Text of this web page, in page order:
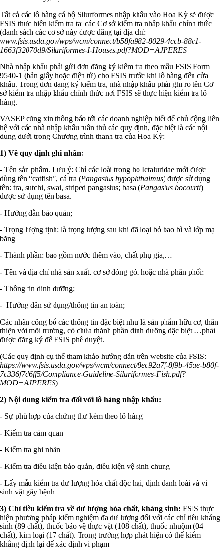
Tất cả các lô hàng cá bộ Silurformes nhập khẩu vào Hoa Kỳ sẽ được
FSIS thực hiện kiểm tra tại các Cơ sở kiểm tra nhập khẩu chính thức
(danh sách các cơ sở này được đăng tại địa chỉ:
www.fsis.usda.gov/wps/wcm/connect/b58fa982-8029-4ccb-88c1-
1663f32070d9/Siluriformes-I-Houses.pdf?MOD=AJPERES
Nhà nhập khẩu phải gửi đơn đăng ký kiểm tra theo mẫu FSIS Form
9540-1 (bản giấy hoặc điện tử) cho FSIS trước khi lô hàng đến cửa
khẩu. Trong đơn đăng ký kiểm tra, nhà nhập khẩu phải ghi rõ tên Cơ
sở kiểm tra nhập khẩu chính thức nơi FSIS sẽ thực hiện kiểm tra lô
hàng.
VASEP cũng xin thông báo tới các doanh nghiệp biết để chủ động liên
hệ với các nhà nhập khẩu tuân thủ các quy định, đặc biệt là các nội
dung dưới trong Chương trình thanh tra của Hoa Kỳ:
1) Về quy định ghi nhãn:
- Tên sản phẩm. Lưu ý: Chỉ các loài trong họ Ictaluridae mới được
dùng tên “catfish”, cá tra (Pangasius hypophthalmus) được sử dụng
tên: tra, sutchi, swai, striped pangasius; basa (Pangasius bocourti)
được sử dụng tên basa.
- Hướng dẫn bảo quản;
- Trọng lượng tịnh: là trọng lượng sau khi đã loại bỏ bao bì và lớp mạ
băng
- Thành phần: bao gồm nước thêm vào, chất phụ gia,…
- Tên và địa chỉ nhà sản xuất, cơ sở đóng gói hoặc nhà phân phối;
- Thông tin dinh dưỡng;
- Hướng dẫn sử dụng/thông tin an toàn;
Các nhãn công bố các thông tin đặc biệt như là sản phẩm hữu cơ, thân
thiện với môi trường, có chứa thành phần dinh dưỡng đặc biệt,…phải
được đăng ký để FSIS phê duyệt.
(Các quy định cụ thể tham khảo hướng dẫn trên website của FSIS:
https://www.fsis.usda.gov/wps/wcm/connect/8ec92a7f-8f9b-45ae-b80f-
7c336f7d6ff5/Compliance-Guideline-Siluriformes-Fish.pdf?
MOD=AJPERES)
2) Nội dung kiểm tra đối với lô hàng nhập khẩu:
- Sự phù hợp của chứng thư kèm theo lô hàng
- Kiểm tra cảm quan
- Kiểm tra ghi nhãn
- Kiểm tra điều kiện bảo quản, điều kiện vệ sinh chung
- Lấy mẫu kiểm tra dư lượng hóa chất độc hại, định danh loài và vi
sinh vật gây bệnh.
3) Chỉ tiêu kiểm tra về dư lượng hóa chất, kháng sinh: FSIS thực
hiện phương pháp kiểm nghiệm đa dư lượng đối với các chỉ tiêu kháng
sinh (89 chất), thuốc bảo vệ thực vật (108 chất), thuốc nhuộm (04
chất), kim loại (17 chất). Trong trường hợp phát hiện có thể kiểm
khẳng định lại để xác định vi phạm.